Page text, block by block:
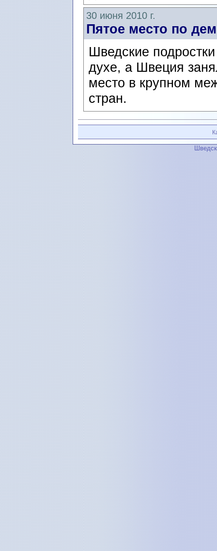
30 июня 2010 г.
Пятое место по
Шведские
духе, а Швеция
место в крупном
стран.